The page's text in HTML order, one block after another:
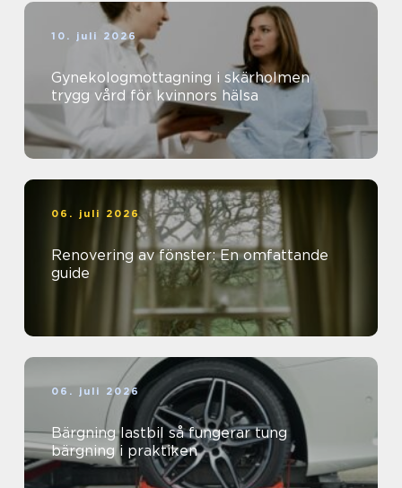
10. juli 2026
Gynekologmottagning i skärholmen
trygg vård för kvinnors hälsa
06. juli 2026
Renovering av fönster: En omfattande
guide
06. juli 2026
Bärgning lastbil så fungerar tung
bärgning i praktiken